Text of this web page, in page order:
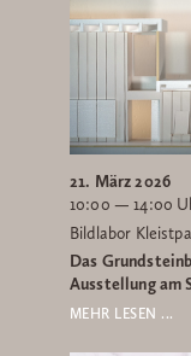
21. März 2026
10:00 — 14:00
Bildlabor
Das
Ausstellung am
MEHR LESEN ...